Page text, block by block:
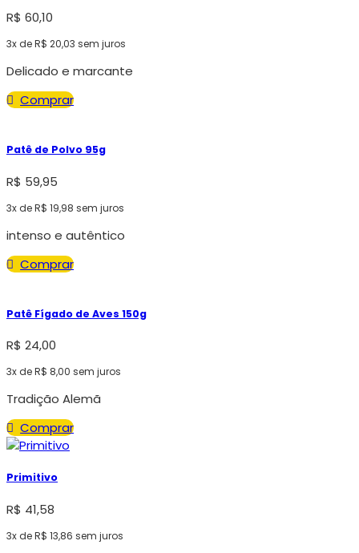
R$ 60,10
3x deR$ 20,03 sem juros
Delicado e marcante
Comprar
Patê de Polvo 95g
R$ 59,95
3x deR$ 19,98 sem juros
intenso e autêntico
Comprar
Patê Fígado de Aves 150g
R$ 24,00
3x deR$ 8,00 sem juros
Tradição Alemã
Comprar
Primitivo
R$ 41,58
3x deR$ 13,86 sem juros